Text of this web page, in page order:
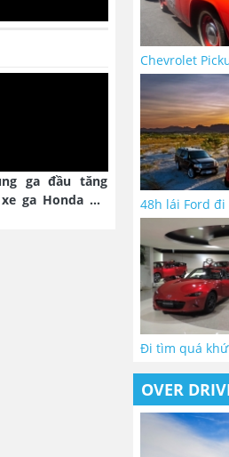
ga đầu tăng
ga Honda Air
Chevrolet
48h lái Ford đi
Đi tìm quá
OVER